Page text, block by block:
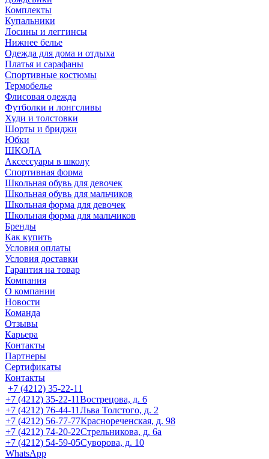
Комплекты
Купальники
Лосины и леггинсы
Нижнее белье
Одежда для дома и отдыха
Платья и сарафаны
Спортивные костюмы
Термобелье
Флисовая одежда
Футболки и лонгсливы
Худи и толстовки
Шорты и бриджи
Юбки
ШКОЛА
Аксессуары в школу
Спортивная форма
Школьная обувь для девочек
Школьная обувь для мальчиков
Школьная форма для девочек
Школьная форма для мальчиков
Бренды
Как купить
Условия оплаты
Условия доставки
Гарантия на товар
Компания
О компании
Новости
Команда
Отзывы
Карьера
Контакты
Партнеры
Сертификаты
Контакты
+7 (4212) 35-22-11
+7 (4212) 35-22-11Вострецова, д. 6
+7 (4212) 76-44-11Льва Толстого, д. 2
+7 (4212) 56-77-77Краснореченская, д. 98
+7 (4212) 74-20-22Стрельникова, д. 6а
+7 (4212) 54-59-05Суворова, д. 10
WhatsApp